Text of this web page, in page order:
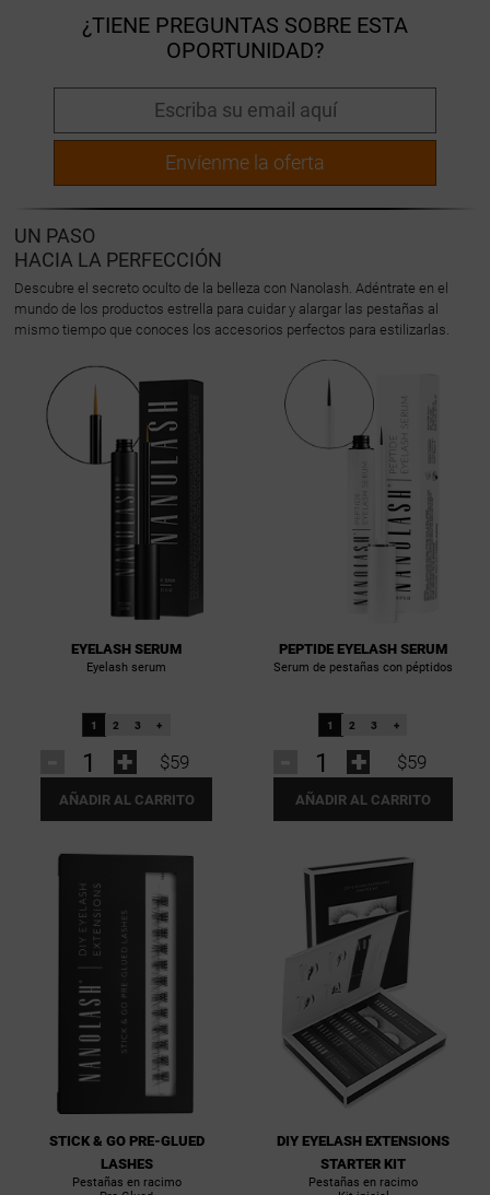
¿TIENE PREGUNTAS SOBRE ESTA
OPORTUNIDAD?
Envíenme la oferta
UN PASO
HACIA LA PERFECCIÓN
Descubre el secreto oculto de la belleza con Nanolash. Adéntrate en el
mundo de los productos estrella para cuidar y alargar las pestañas al
mismo tiempo que conoces los accesorios perfectos para estilizarlas.
EYELASH SERUM
Eyelash serum
1 2 3 +
$59
+
AÑADIR AL CARRITO
PEPTIDE EYELASH SERUM
Serum de pestañas con péptidos
1 2 3 +
$59
+
AÑADIR AL CARRITO
STICK & GO PRE-GLUED
LASHES
Pestañas en racimo
DIY EYELASH EXTENSIONS
STARTER KIT
Pestañas en racimo